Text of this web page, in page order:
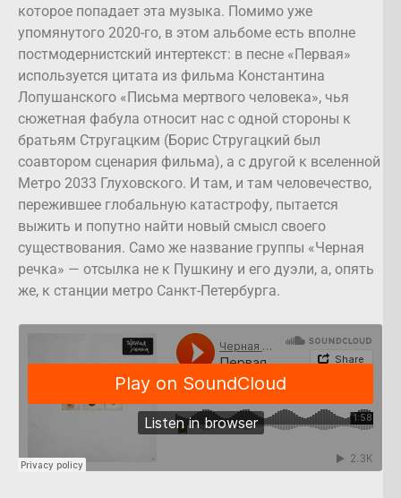
которое попадает эта музыка. Помимо уже
упомянутого 2020-го, в этом альбоме есть вполне
постмодернистский интертекст: в песне «Первая»
используется цитата из фильма Константина
Лопушанского «Письма мертвого человека», чья
сюжетная фабула относит нас с одной стороны к
братьям Стругацким (Борис Стругацкий был
соавтором сценария фильма), а с другой к вселенной
Метро 2033 Глуховского. И там, и там человечество,
пережившее глобальную катастрофу, пытается
выжить и попутно найти новый смысл своего
существования. Само же название группы «Черная
речка» — отсылка не к Пушкину и его дуэли, а, опять
же, к станции метро Санкт-Петербурга.